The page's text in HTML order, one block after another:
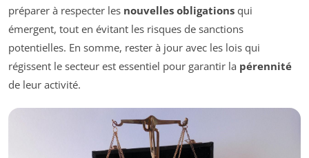
préparer à respecter les nouvelles obligations qui
émergent, tout en évitant les risques de sanctions
potentielles. En somme, rester à jour avec les lois qui
régissent le secteur est essentiel pour garantir la pérennité
de leur activité.